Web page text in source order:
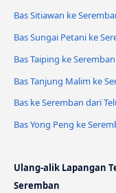
Bas Sitiawan ke
Bas Sungai Petani ke
Bas Taiping ke Seremban
Bas Tanjung Malim ke
Bas ke Seremban dari
Bas Yong Peng ke
Ulang-alik Lapangan
Seremban